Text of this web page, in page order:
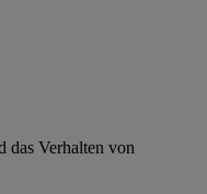
das Verhalten von